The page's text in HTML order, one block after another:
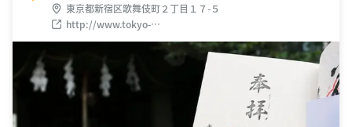
東京都新宿区歌舞伎町２丁目１７-５
http://www.tokyo-
jinjacho.or.jp/syoukai/18_shinjuku/18033.html